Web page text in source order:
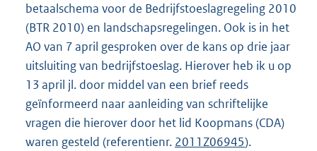
betaalschema voor de Bedrijfstoeslagregeling 2010
(BTR 2010) en landschapsregelingen. Ook is in het
AO van 7 april gesproken over de kans op drie jaar
uitsluiting van bedrijfstoeslag. Hierover heb ik u op
13 april jl. door middel van een brief reeds
geïnformeerd naar aanleiding van schriftelijke
vragen die hierover door het lid Koopmans (CDA)
waren gesteld (referentienr. 2011Z06945).